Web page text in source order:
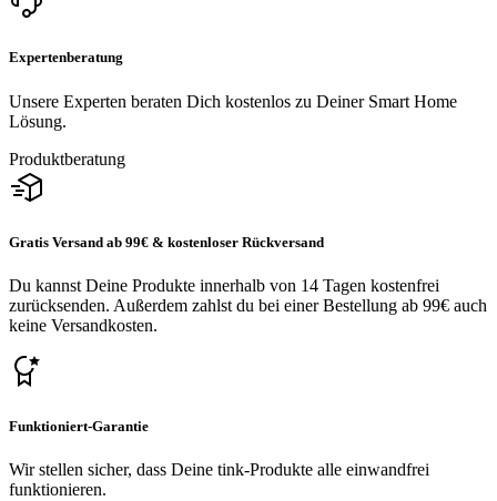
Expertenberatung
Unsere Experten beraten Dich kostenlos zu Deiner Smart Home
Lösung.
Produktberatung
Gratis Versand ab 99€ & kostenloser Rückversand
Du kannst Deine Produkte innerhalb von 14 Tagen kostenfrei
zurücksenden. Außerdem zahlst du bei einer Bestellung ab 99€ auch
keine Versandkosten.
Funktioniert-Garantie
Wir stellen sicher, dass Deine tink-Produkte alle einwandfrei
funktionieren.